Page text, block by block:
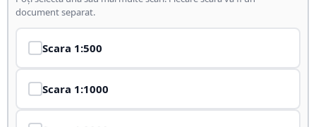
document separat.
Scara 1:500
Scara 1:1000